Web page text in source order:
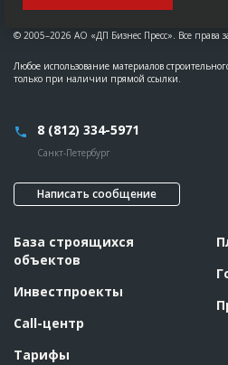
© 2005–2026 АО «ДП Бизнес Пресс». Все права
Любое использование материалов
только при наличии прямой ссылки.
8 (812) 334-5971
Санкт-Петербург
Написать сообщение
База строящихся
объектов
Инвестпроекты
Call-центр
Тарифы